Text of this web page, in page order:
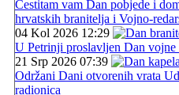
Čestitam vam Dan pobjede i
hrvatskih branitelja i Vojno-
04 Kol 2026 12:29
U Petrinji proslavljen Dan
21 Srp 2026 07:39
Održani Dani otvorenih vrata
radionica